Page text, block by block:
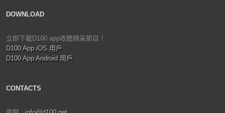
DOWNLOAD
立即下載D100 app收聽精采節目！
D100 App iOS 用戶
D100 App Android 用戶
CONTACTS